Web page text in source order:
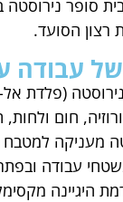
סופר
רצון הסועד.
עבודה
(פלדת
חום
מעניקה
עבודה
היגיינה